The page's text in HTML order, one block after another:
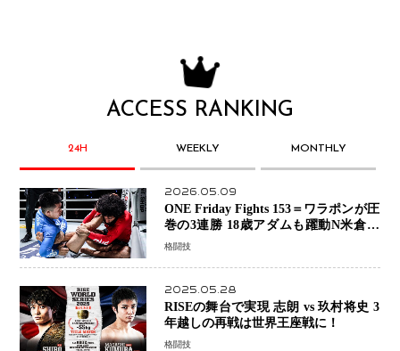
ACCESS RANKING
24H WEEKLY MONTHLY
2026.05.09
ONE Friday Fights 153＝ワラポンが圧
巻の3連勝 18歳アダムも躍動N米倉大
貴選手は悲願のONE初勝利
格闘技
2025.05.28
RISEの舞台で実現 志朗 vs 玖村将史 3
年越しの再戦は世界王座戦に！
格闘技